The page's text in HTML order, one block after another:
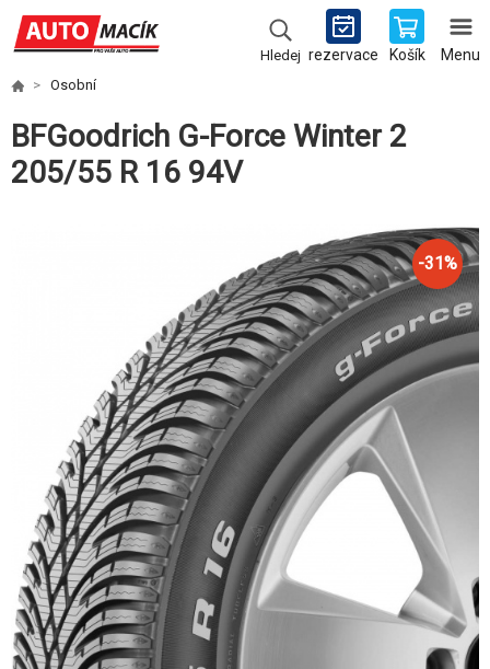
Hledej rezervace Košík Menu
Osobní
BFGoodrich G-Force Winter 2
205/55 R 16 94V
-31 %